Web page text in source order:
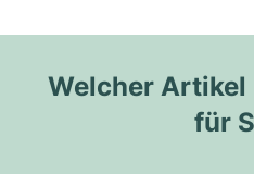
Welcher
für